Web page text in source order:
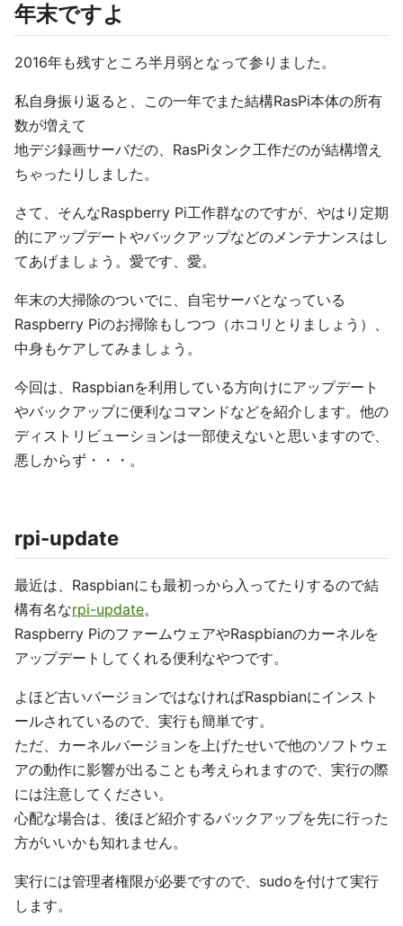
年末ですよ
2016年も残すところ半月弱となって参りました。
私自身振り返ると、この一年でまた結構RasPi本体の所有
数が増えて
地デジ録画サーバだの、RasPiタンク工作だのが結構増え
ちゃったりしました。
さて、そんなRaspberry Pi工作群なのですが、やはり定期
的にアップデートやバックアップなどのメンテナンスはし
てあげましょう。愛です、愛。
年末の大掃除のついでに、自宅サーバとなっている
Raspberry Piのお掃除もしつつ（ホコリとりましょう）、
中身もケアしてみましょう。
今回は、Raspbianを利用している方向けにアップデート
やバックアップに便利なコマンドなどを紹介します。他の
ディストリビューションは一部使えないと思いますので、
悪しからず・・・。
rpi-update
最近は、Raspbianにも最初っから入ってたりするので結
構有名なrpi-update。
Raspberry PiのファームウェアやRaspbianのカーネルを
アップデートしてくれる便利なやつです。
よほど古いバージョンではなければRaspbianにインスト
ールされているので、実行も簡単です。
ただ、カーネルバージョンを上げたせいで他のソフトウェ
アの動作に影響が出ることも考えられますので、実行の際
には注意してください。
心配な場合は、後ほど紹介するバックアップを先に行った
方がいいかも知れません。
実行には管理者権限が必要ですので、sudoを付けて実行
します。